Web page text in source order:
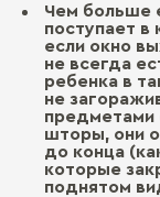
Чем больше
поступает в
если окно
не всегда
ребенка в
не
предметами
шторы, они
до конца
которые
поднятом